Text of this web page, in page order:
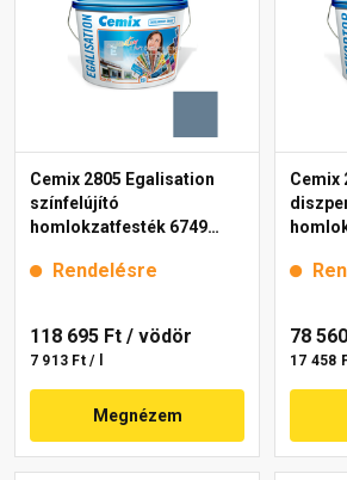
Cemix 2805 Egalisation
színfelújító
homlokzatfesték 6749
Rendelésre
118 695 Ft / vödör
7 913 Ft / l
Megnézem
Cemix
78
17 458